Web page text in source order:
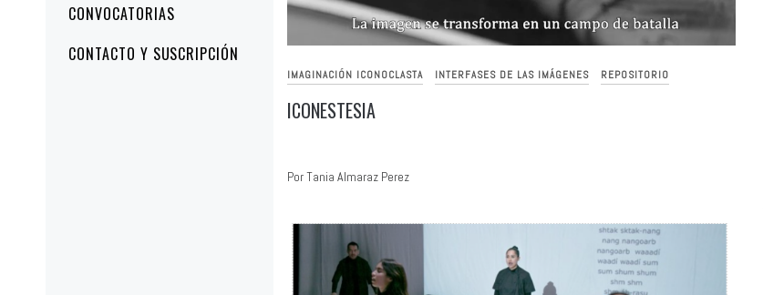
CONVOCATORIAS
CONTACTO Y SUSCRIPCIÓN
IMAGINACIÓN ICONOCLASTA INTERFASES DE LAS IMÁGENES REPOSITORIO
ICONESTESIA
Por Tania Almaraz Perez